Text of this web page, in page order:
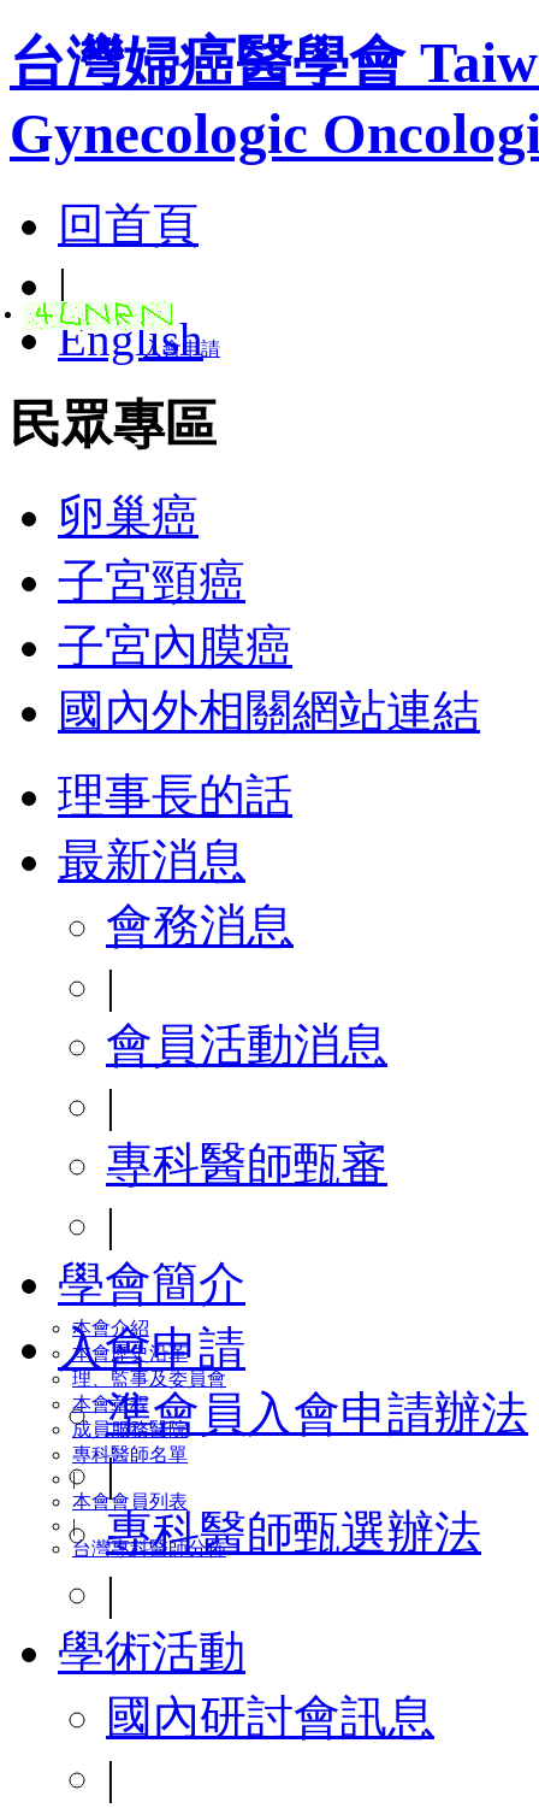
台灣婦癌醫學會
Gynecologic
回首頁
|
English
民眾專區
卵巢癌
子宮頸癌
子宮內膜癌
國內外相關網站連結
理事長的話
最新消息
會務消息
|
會員活動消息
|
專科醫師甄審
|
學會簡介
本會介紹
本會歷史沿革
理、監事及委員會
本會章程
成員服務醫院
專科醫師名單
|
本會會員列表
|
台灣專科醫師分佈
入會申請
準會員入會申請辦法
|
專科醫師甄選辦法
|
學術活動
國內研討會訊息
|
入會申請